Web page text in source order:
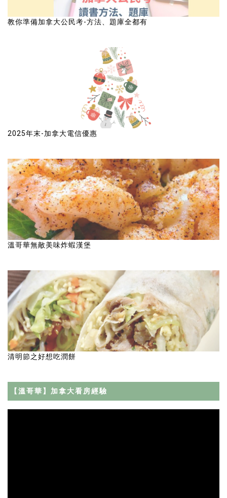
教你準備加拿大公民考-方法、題庫全都有
2025年末-加拿大電信優惠
溫哥華無敵美味炸蝦漢堡
清明節之好想吃潤餅
【溫哥華】加拿大看房經驗